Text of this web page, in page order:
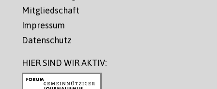
Mitgliedschaft
Impressum
Datenschutz
HIER SIND WIR AKTIV: